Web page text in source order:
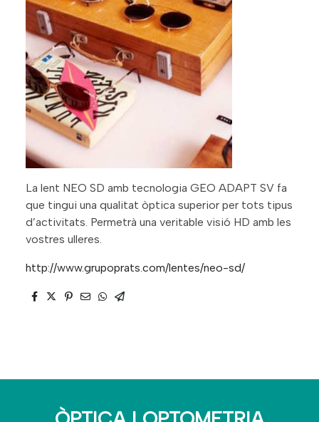
La lent NEO SD amb tecnologia GEO ADAPT SV fa
que tingui una qualitat òptica superior per tots tipus
d’activitats. Permetrà una veritable visió HD amb les
vostres ulleres.
http://www.grupoprats.com/lentes/neo-sd/